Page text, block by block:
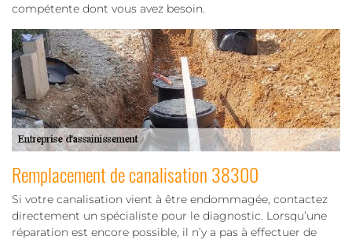
compétente dont vous avez besoin.
Remplacement de canalisation 38300
Si votre canalisation vient à être endommagée, contactez
directement un spécialiste pour le diagnostic. Lorsqu’une
réparation est encore possible, il n’y a pas à effectuer de